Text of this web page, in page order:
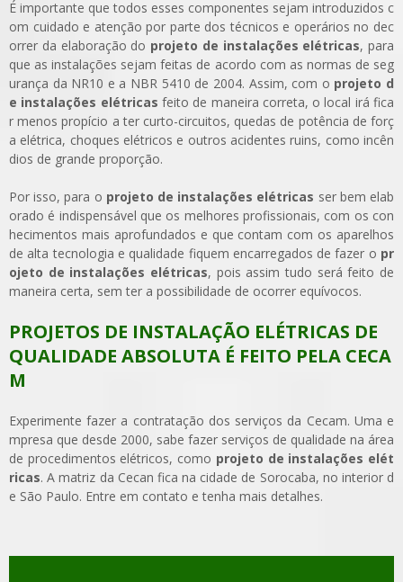
É importante que todos esses componentes sejam introduzidos c
om cuidado e atenção por parte dos técnicos e operários no dec
orrer da elaboração do projeto de instalações elétricas, para
que as instalações sejam feitas de acordo com as normas de seg
urança da NR10 e a NBR 5410 de 2004. Assim, com o projeto d
e instalações elétricas feito de maneira correta, o local irá fica
r menos propício a ter curto-circuitos, quedas de potência de forç
a elétrica, choques elétricos e outros acidentes ruins, como incên
dios de grande proporção.
Por isso, para o projeto de instalações elétricas ser bem elab
orado é indispensável que os melhores profissionais, com os con
hecimentos mais aprofundados e que contam com os aparelhos
de alta tecnologia e qualidade fiquem encarregados de fazer o pr
ojeto de instalações elétricas, pois assim tudo será feito de
maneira certa, sem ter a possibilidade de ocorrer equívocos.
PROJETOS DE INSTALAÇÃO ELÉTRICAS DE
QUALIDADE ABSOLUTA É FEITO PELA CECA
M
Experimente fazer a contratação dos serviços da Cecam. Uma e
mpresa que desde 2000, sabe fazer serviços de qualidade na área
de procedimentos elétricos, como projeto de instalações elét
ricas. A matriz da Cecan fica na cidade de Sorocaba, no interior d
e São Paulo. Entre em contato e tenha mais detalhes.